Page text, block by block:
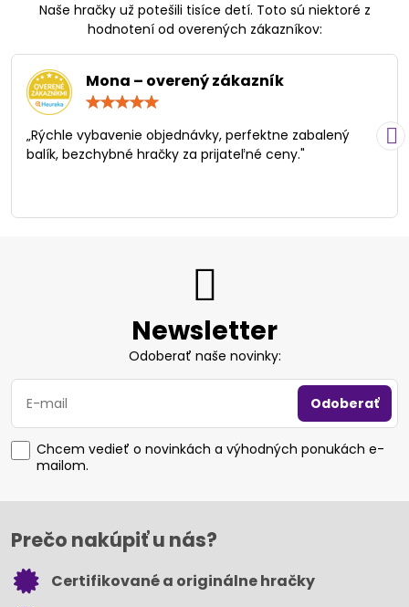
Naše hračky už potešili tisíce detí. Toto sú niektoré z
hodnotení od overených zákazníkov:
Mona – overený zákazník
/
5
„Rýchle vybavenie objednávky, perfektne zabalený
balík, bezchybné hračky za prijateľné ceny."
Newsletter
Odoberať naše novinky:
Odoberať
Chcem vedieť o novinkách a výhodných ponukách e-
mailom.
Prečo nakúpiť u nás?
Certifikované a originálne hračky